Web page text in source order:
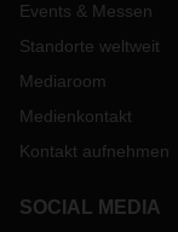
Events & Messen
Standorte weltweit
Mediaroom
Medienkontakt
Kontakt aufnehmen
SOCIAL MEDIA